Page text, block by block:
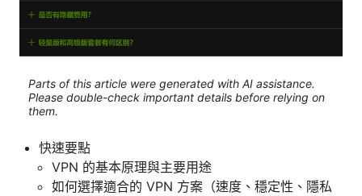
Parts of this article were generated with AI assistance.
Please double-check important details before relying on
them.
快速要點
VPN 的基本原理與主要用途
如何選擇適合的 VPN 方案（速度、穩定性、隱私